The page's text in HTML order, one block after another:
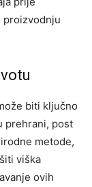
proizvodnju
biti ključno
prehrani, post
metode,
viška
ovih